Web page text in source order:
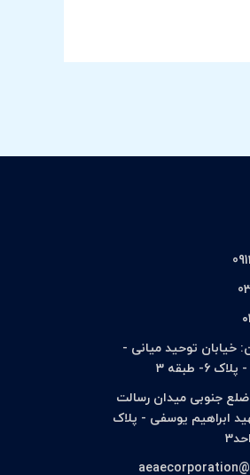
خیابان توحید میانی -
6- طبقه 3
ضلع جنوبی میدان رسالت
ابراهیم یوسفی - پلاک